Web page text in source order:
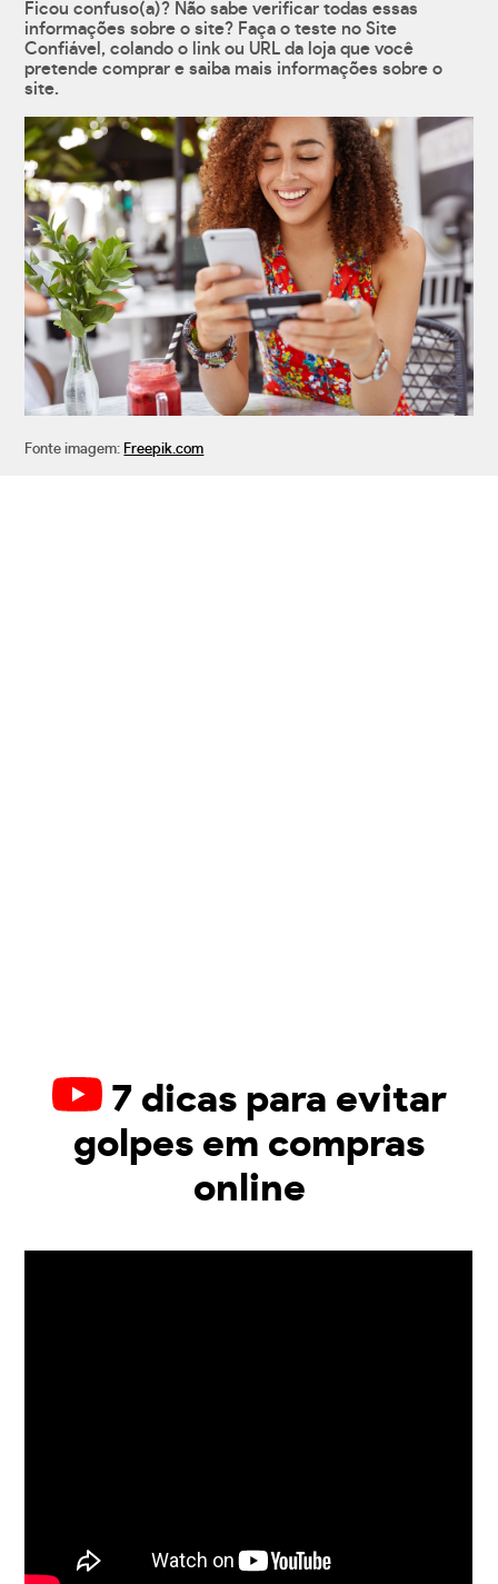
Ficou confuso(a)? Não sabe verificar todas essas
informações sobre o site? Faça o teste no Site
Confiável, colando o link ou URL da loja que você
pretende comprar e saiba mais informações sobre o
site.
Fonte imagem: Freepik.com
7 dicas para evitar
golpes em compras
online